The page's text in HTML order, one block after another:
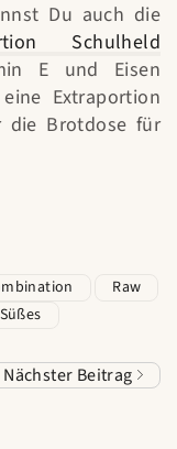
Du auch die
Schulheld
E und Eisen
Extraportion
die Brotdose für
Raw
Süßes
Nächster Beitrag